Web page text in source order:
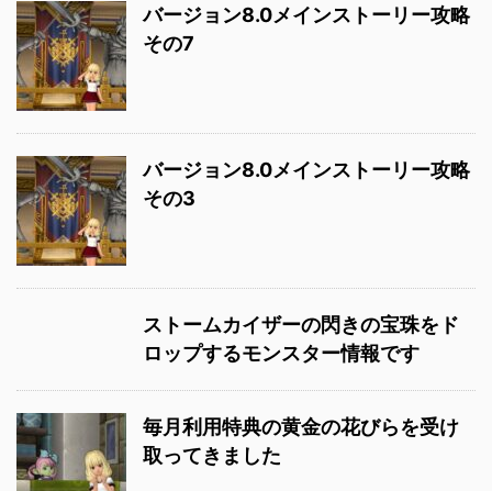
バージョン8.0メインストーリー攻略
その7
バージョン8.0メインストーリー攻略
その3
ストームカイザーの閃きの宝珠をド
ロップするモンスター情報です
毎月利用特典の黄金の花びらを受け
取ってきました